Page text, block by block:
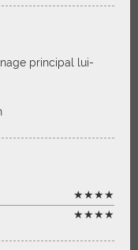
principal lui-
★★★★
★★★★